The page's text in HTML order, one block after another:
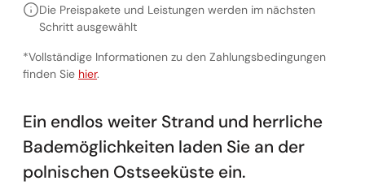
Ein endlos weiter Strand und herrliche
Bademöglichkeiten laden Sie an der
polnischen Ostseeküste ein.
Die Preispakete und Leistungen werden im nächsten
Schritt ausgewählt
*Vollständige Informationen zu den Zahlungsbedingungen
finden Sie Vollständige Informationen zu den
hier.